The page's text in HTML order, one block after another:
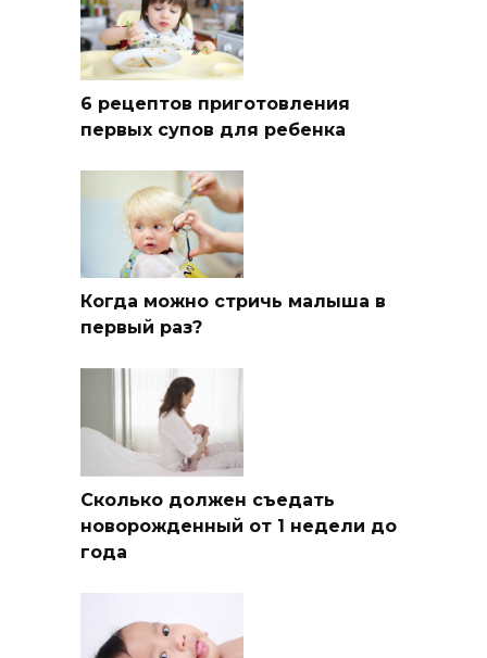
6 рецептов приготовления
первых супов для ребенка
Когда можно стричь малыша в
первый раз?
Сколько должен съедать
новорожденный от 1 недели до
года